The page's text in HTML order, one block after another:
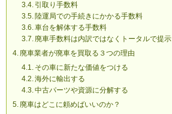
引取り手数料
陸運局での手続きにかかる手数料
車台を解体する手数料
廃車手数料は内訳ではなくトータルで提示
廃車業者が廃車を買取る３つの理由
その車に新たな価値をつける
海外に輸出する
中古パーツや資源に分解する
廃車はどこに頼めばいいのか？